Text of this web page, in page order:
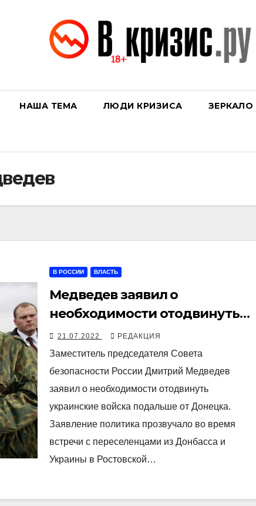
НАША ТЕМА ЛЮДИ КРИЗИСА ЗЕРКАЛО
В РОССИИ ВЛАСТЬ
Медведев заявил о
необходимости отодвинуть
ВСУ не только от Донецка, но
и «пошире»
21.07.2022 РЕДАКЦИЯ
Заместитель председателя Совета
безопасности России Дмитрий Медведев
заявил о необходимости отодвинуть
украинские войска подальше от Донецка.
Заявление политика прозвучало во время
встречи с переселенцами из Донбасса и
Украины в Ростовской…